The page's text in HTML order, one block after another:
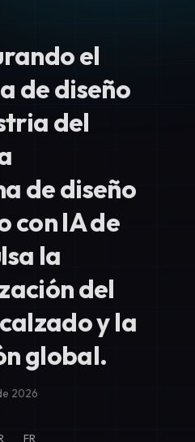
el
de diseño
del
de diseño
con IA de
la
del
y la
global.
2026
FR